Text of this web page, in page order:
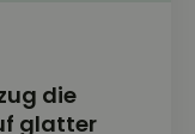
die
glatter